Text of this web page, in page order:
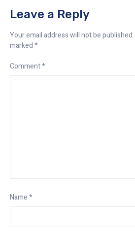
Leave a Reply
Your email address will not be published.
marked*
Comment*
Name*